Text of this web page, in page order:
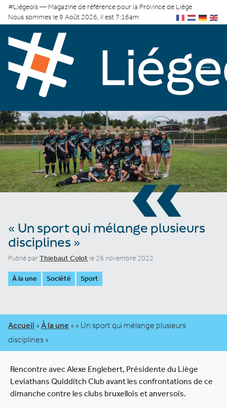
#Liégeois — Magazine de référence pour la Province de Liège
Nous sommes le 9 Août 2026, il est 7:16am
«
« Un sport qui mélange plusieurs
disciplines »
Publié parThiebaut Colot le 26 novembre 2022
À la une Société Sport
Accueil » À la une » « Un sport qui mélange plusieurs
disciplines »
Rencontre avec Alexe Englebert, Présidente du Liège
Leviathans Quidditch Club avant les confrontations de ce
dimanche contre les clubs bruxellois et anversois.